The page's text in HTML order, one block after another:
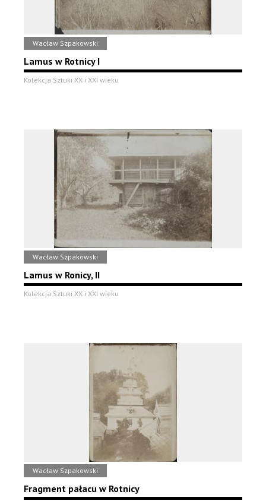
Wacław Szpakowski
Lamus w Rotnicy I
Kolekcja Sztuki XX i XXI wieku
Wacław Szpakowski
Lamus w Ronicy, II
Kolekcja Sztuki XX i XXI wieku
Wacław Szpakowski
Fragment pałacu w Rotnicy